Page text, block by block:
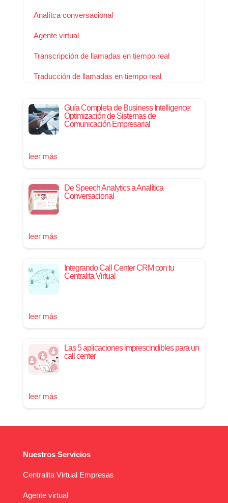
Analítca conversacional
Agente virtual
Transcripción de llamadas en tiempo real
Traducción de llamadas en tiempo real
Guía Completa de Business Intelligence:
Optimización de Sistemas de
Comunicación Empresarial
leer más
De Speech Analytics a Analítica
Conversacional
leer más
Integrando Call Center CRM con tu
Centralita Virtual
leer más
Las 5 aplicaciones imprescindibles para un
call center
leer más
Nuestros Servicios
Centralita Virtual Empresas
Agente virtual